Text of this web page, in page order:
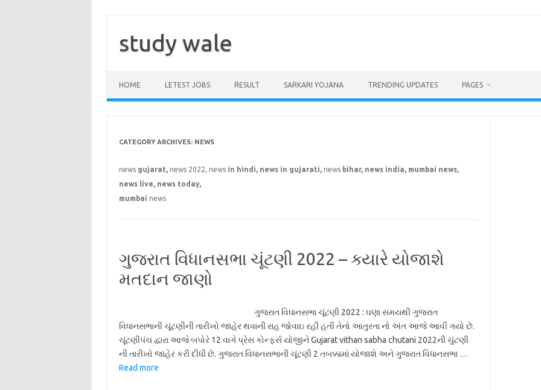
content
study wale
HOME LETEST JOBS RESULT SARKARI YOJANA TRENDING UPDATES PAGES
CATEGORY ARCHIVES: NEWS
news gujarat, news 2022, news in hindi, news in gujarati, news bihar, news india, mumbai news,
news live, news today,
mumbai news
ગુજરાત વિધાનસભા ચૂંટણી 2022 – ક્યારે યોજાશે
મતદાન જાણો
ગુજરાત વિધાનસભા ચૂંટણી 2022 : ઘણા સમયથી ગુજરાત
વિધાનસભાની ચૂંટણીની તારીખો જાહેર થવાની રાહ જોવાઇ રહી હતી તેનો આતુરતા નો અંત આજે આવી ગયો છે.
ચૂંટણીપંચ દ્વારા આજે બપોરે 12 વાગે પ્રેસ કોન્ફર્સ યોજીને Gujarat vithan sabha chutani 2022ની ચુંટણી
ની તારીખો જાહેર કરી દીધી છે. ગુજરાત વિધાનસભાની ચૂંટણી 2 તબક્કામાં યોજાશે અને ગુજરાત વિધાનસભા …
Read more